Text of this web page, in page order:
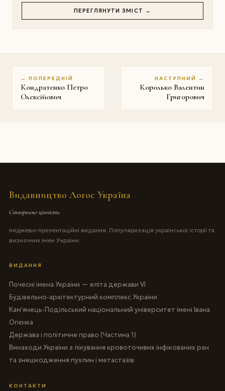
ПЕРЕГЛЯНУТИ ЗМІСТ →
← ПОПЕРЕДНІЙ
Кондратенко Петро
Олексійович
НАСТУПНИЙ →
Королько Валентин
Григорович
Видавництво Логос Україна
Створюємо цінність
Іміджево-презентаційні видання. Популяризація української історії та
визначних імен України.
ВИДАННЯ
Почесні імена України — еліта держави VI
Будівельно-архітектурний комплекс України
Кам'янець-Подільський національний університет імені Івана
Огієнка
Держава і політичне право (Частина 1)
Винаходи України з лікування кровоточивих інфікованих ран
та знешкодження пухлин і метастазів
КОНТАКТИ